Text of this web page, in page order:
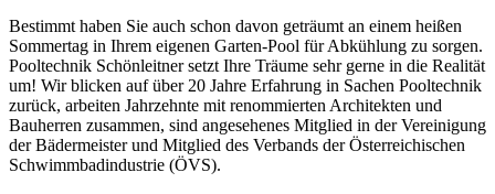
Bestimmt haben Sie auch schon davon geträumt an einem heißen
Sommertag in Ihrem eigenen Garten-Pool für Abkühlung zu sorgen.
Pooltechnik Schönleitner setzt Ihre Träume sehr gerne in die Realität
um! Wir blicken auf über 20 Jahre Erfahrung in Sachen Pooltechnik
zurück, arbeiten Jahrzehnte mit renommierten Architekten und
Bauherren zusammen, sind angesehenes Mitglied in der Vereinigung
der Bädermeister und Mitglied des Verbands der Österreichischen
Schwimmbadindustrie (ÖVS).